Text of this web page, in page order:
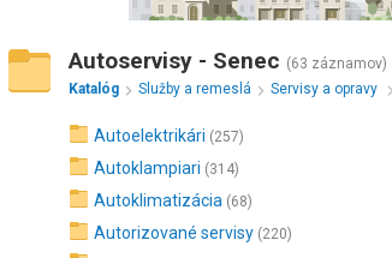
Autoservisy - Senec (63 záznamov)
Katalóg
Služby a remeslá Servisy a opravy
Autoelektrikári (257)
Autoklampiari (314)
Autoklimatizácia (68)
Autorizované servisy (220)